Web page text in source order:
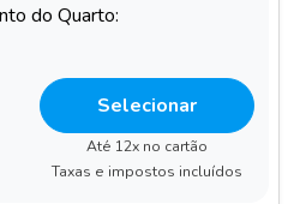
do Quarto:
Selecionar
Até 12x no cartão
Taxas e impostos incluídos